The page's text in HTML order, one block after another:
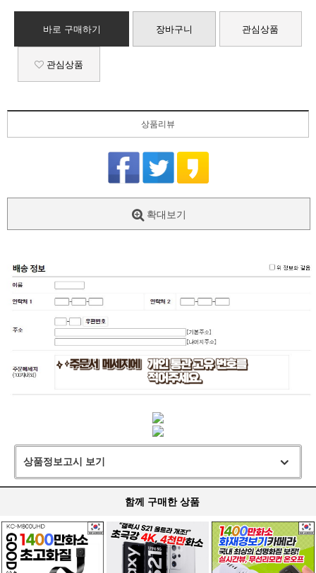
바로 구매하기 장바구니 관심상품
관심상품
상품리뷰
확대보기
상품정보고시 보기
함께 구매한 상품